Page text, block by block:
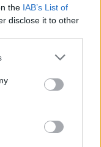
the IAB’s List of
disclose it to other
or more Google
You may click to
party tags to
in below Google